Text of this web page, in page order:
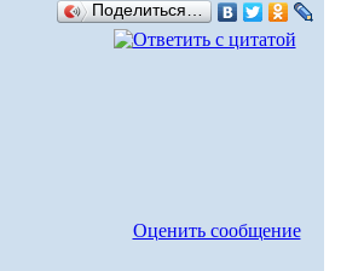
Поделиться…
Оценить сообщение